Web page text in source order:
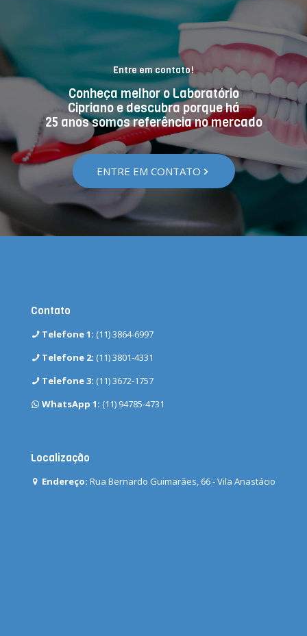
Entre em contato!
Conheça melhor o Laboratório
Cipriano e descubra porque há
25 anos somos referência no mercado
ENTRE EM CONTATO
Contato
Telefone 1: (11) 3864-6997
Telefone 2: (11) 3801-4331
Telefone 3: (11) 3672-1757
WhatsApp 1: (11) 94785-4731
Localização
Endereço: Rua Bernardo Guimarães, 66 - Vila Anastácio